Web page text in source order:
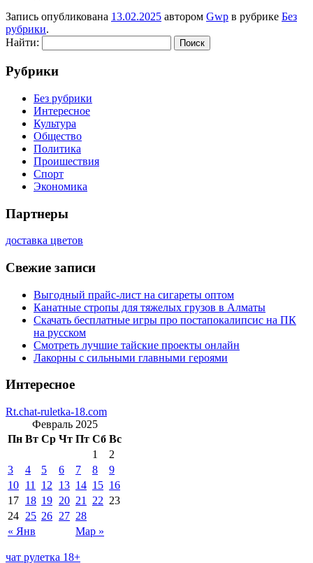
Запись опубликована 13.02.2025 автором Gwp в рубрике Без
рубрики.
Найти:
Рубрики
Без рубрики
Интересное
Культура
Общество
Политика
Проишествия
Спорт
Экономика
Партнеры
доставка цветов
Свежие записи
Выгодный прайс-лист на сигареты оптом
Канатные стропы для тяжелых грузов в Алматы
Скачать бесплатные игры про постапокалипсис на ПК
на русском
Смотреть лучшие тайские проекты онлайн
Лакорны с сильными главными героями
Интересное
Rt.chat-ruletka-18.com
Февраль 2025
Пн Вт Ср Чт Пт Сб Вс
« Янв Мар »
1
2
3
4 5 6 7 8
9
10 11 12 13 14 15 16
17 18 19 20 21 22 23
24 25 26 27 28
чат рулетка 18+